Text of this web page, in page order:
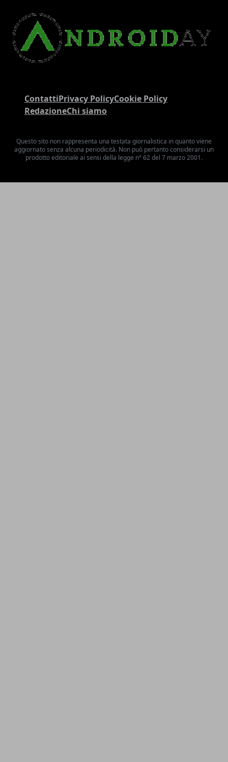
ContattiPrivacy PolicyCookie Policy
RedazioneChi siamo
Questo sito non rappresenta una testata giornalistica in quanto viene
aggiornato senza alcuna periodicità. Non può pertanto considerarsi un
prodotto editoriale ai sensi della legge n° 62 del 7 marzo 2001.